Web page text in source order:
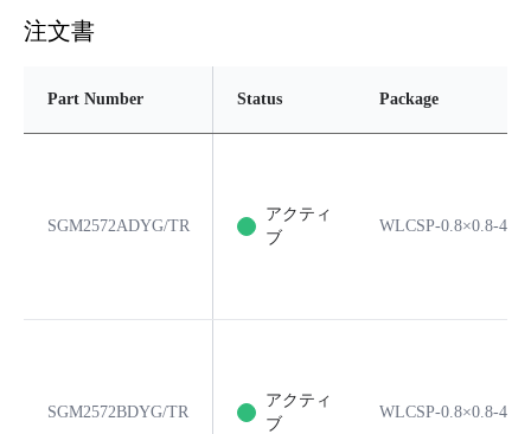
注文書
Part Number Status Package
SGM2572ADYG/TR
アクティ
ブ
WLCSP-0.8×0.8-4B
SGM2572BDYG/TR
アクティ
ブ
WLCSP-0.8×0.8-4B